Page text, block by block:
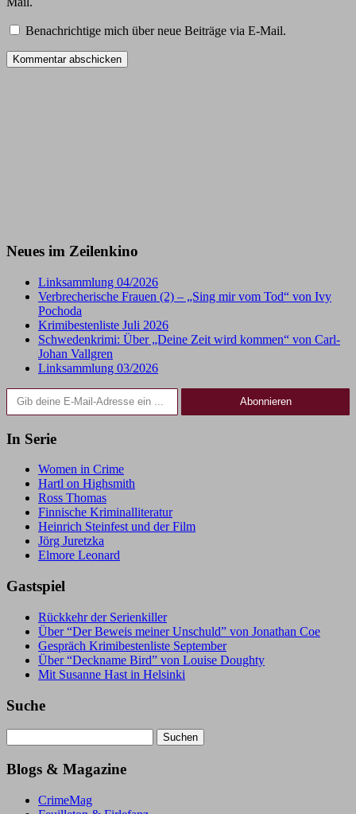
Benachrichtige mich über neue Beiträge via E-Mail.
Neues im Zeilenkino
Linksammlung 04/2026
Verbrecherische Frauen (2) – „Sing mir vom Tod“ von Ivy
Pochoda
Krimibestenliste Juli 2026
Schwedenkrimi: Über „Deine Zeit wird kommen“ von Carl-
Johan Vallgren
Linksammlung 03/2026
Gib deine E-Mail-Adresse ein ...
Abonnieren
In Serie
Women in Crime
Hartl on Highsmith
Ross Thomas
Finnische Kriminalliteratur
Heinrich Steinfest und der Film
Jörg Juretzka
Elmore Leonard
Gastspiel
Rückkehr der Serienkiller
Über “Der Beweis meiner Unschuld” von Jonathan Coe
Gespräch Krimibestenliste September
Über “Deckname Bird” von Louise Doughty
Mit Susanne Hast in Helsinki
Suche
nach:
Blogs & Magazine
CrimeMag